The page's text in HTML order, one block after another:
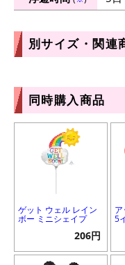
別サイズ・関連
同時購入商品
ゲット ウェル レイン
ボー ミニシェイプ
206円
5